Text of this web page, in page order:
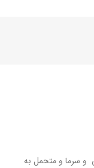
و سرما و متحمل به